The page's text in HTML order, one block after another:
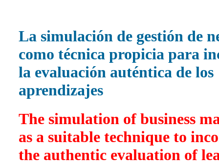
La simulación de gestión de
como técnica propicia para
la evaluación auténtica de los
aprendizajes
The simulation of business
as a suitable technique to
the authentic evaluation of